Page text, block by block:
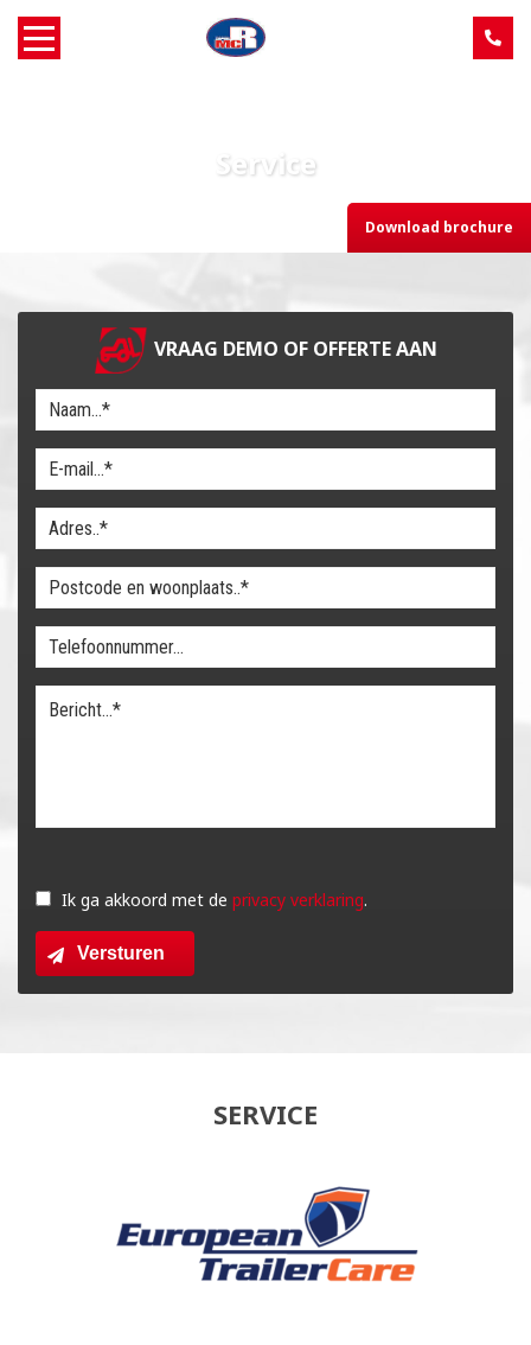
Service
Machine aanbod
Nieuws
Contact
Service
Download brochure
VRAAG DEMO OF OFFERTE AAN
dit
veld
leeg
Ik ga akkoord met de privacy verklaring.
Versturen
SERVICE